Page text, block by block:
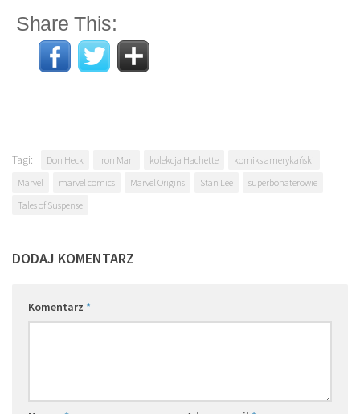
Share This:
Tagi: Don Heck Iron Man kolekcja Hachette
komiks amerykański
Marvel
marvel comics Marvel Origins Stan Lee
superbohaterowie
Tales of Suspense
DODAJ KOMENTARZ
Komentarz *